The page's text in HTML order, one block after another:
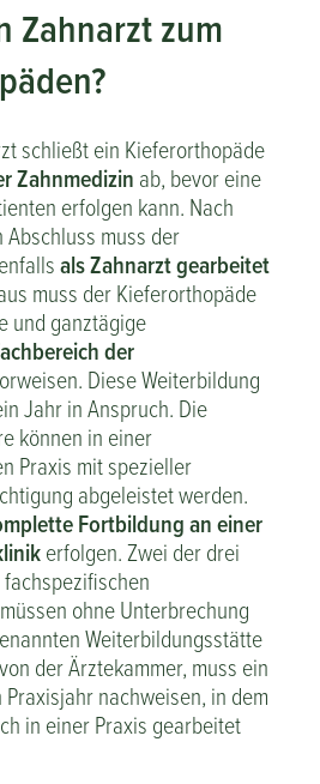
Zahnarzt zum
schließt ein Kieferorthopäde
Zahnmedizin ab, bevor eine
erfolgen kann. Nach
muss der
als Zahnarzt gearbeitet
muss der Kieferorthopäde
und ganztägige
der
Diese Weiterbildung
Jahr in Anspruch. Die
können in einer
Praxis mit spezieller
abgeleistet werden.
Fortbildung an einer
erfolgen. Zwei der drei
ohne Unterbrechung
Weiterbildungsstätte
der Ärztekammer, muss ein
nachweisen, in dem
in einer Praxis gearbeitet